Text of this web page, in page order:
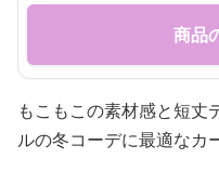
商品
もこもこの素材感と短丈
ルの冬コーデに最適なカ